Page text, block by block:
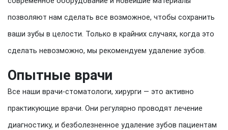
позволяют нам сделать все возможное, чтобы сохранить
ваши зубы в целости. Только в крайних случаях, когда это
сделать невозможно, мы рекомендуем удаление зубов.
Опытные врачи
Все наши врачи-стоматологи, хирурги — это активно
практикующие врачи. Они регулярно проводят лечение
диагностику, и безболезненное удаление зубов пациентам